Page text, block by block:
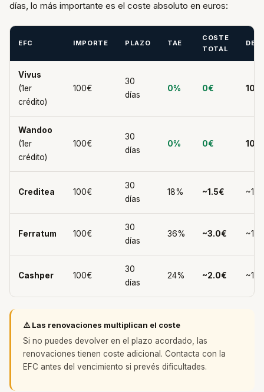
días, lo más importante es el coste absoluto en euros:
EFC IMPORTE PLAZO TAE
COSTE
TOTAL
Vivus
(1er
crédito)
100€
30
días
0% 0€
Wandoo
(1er
crédito)
100€
30
días
0% 0€
Creditea 100€
30
días
18% ~1.5€
Ferratum 100€
30
días
36% ~3.0€
Cashper 100€
30
días
24% ~2.0€
⚠️ Las renovaciones multiplican el coste
Si no puedes devolver en el plazo acordado, las
renovaciones tienen coste adicional. Contacta con la
EFC antes del vencimiento si prevés dificultades.